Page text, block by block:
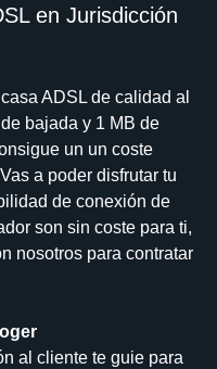
en Jurisdicción
ADSL de calidad al
bajada y 1 MB de
un un coste
a poder disfrutar tu
de conexión de
son sin coste para ti,
nosotros para contratar
al cliente te guie para